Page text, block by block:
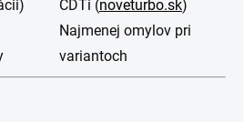
CDTi (noveturbo.sk)
Najmenej omylov pri
variantoch